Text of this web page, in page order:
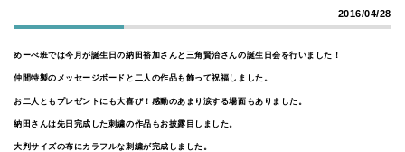
2016/04/28
めーべ班では今月が誕生日の納田裕加さんと三角賢治さんの誕生日会を行いました！
仲間特製のメッセージボードと二人の作品も飾って祝福しました。
お二人ともプレゼントにも大喜び！感動のあまり涙する場面もありました。
納田さんは先日完成した刺繍の作品もお披露目しました。
大判サイズの布にカラフルな刺繍が完成しました。